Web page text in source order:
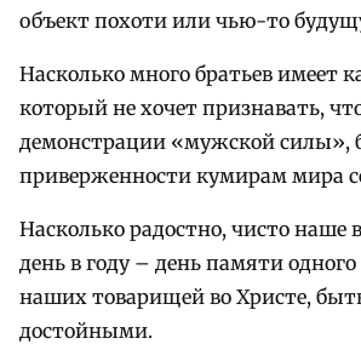
объект похоти или чью-то
Насколько много братьев имеет
который не хочет признавать,
демонстрации «мужской силы»,
приверженности кумирам мира
Насколько радостно, чисто
день в году – день памяти
наших товарищей во Христе,
достойными.